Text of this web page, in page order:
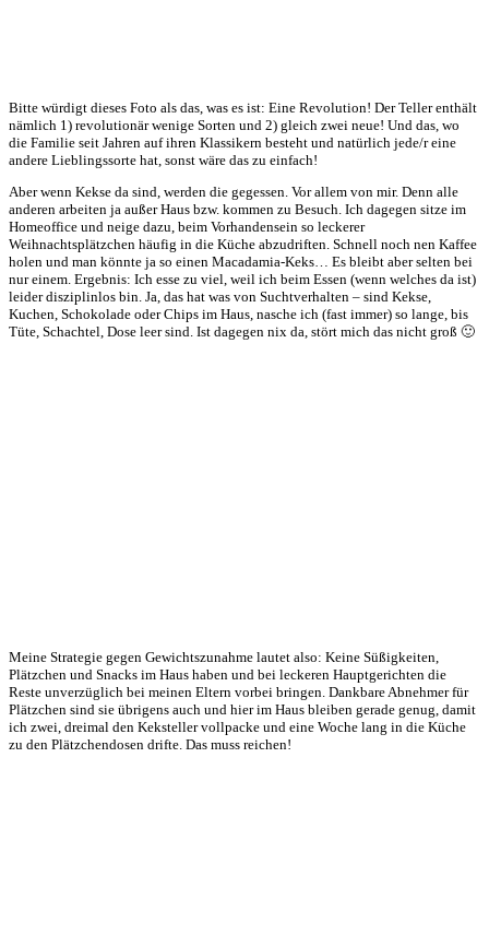
Bitte würdigt dieses Foto als das, was es ist: Eine Revolution! Der Teller enthält
nämlich 1) revolutionär wenige Sorten und 2) gleich zwei neue! Und das, wo
die Familie seit Jahren auf ihren Klassikern besteht und natürlich jede/r eine
andere Lieblingssorte hat, sonst wäre das zu einfach!
Aber wenn Kekse da sind, werden die gegessen. Vor allem von mir. Denn alle
anderen arbeiten ja außer Haus bzw. kommen zu Besuch. Ich dagegen sitze im
Homeoffice und neige dazu, beim Vorhandensein so leckerer
Weihnachtsplätzchen häufig in die Küche abzudriften. Schnell noch nen Kaffee
holen und man könnte ja so einen Macadamia-Keks… Es bleibt aber selten bei
nur einem. Ergebnis: Ich esse zu viel, weil ich beim Essen (wenn welches da ist)
leider disziplinlos bin. Ja, das hat was von Suchtverhalten – sind Kekse,
Kuchen, Schokolade oder Chips im Haus, nasche ich (fast immer) so lange, bis
Tüte, Schachtel, Dose leer sind. Ist dagegen nix da, stört mich das nicht groß 🙂
Meine Strategie gegen Gewichtszunahme lautet also: Keine Süßigkeiten,
Plätzchen und Snacks im Haus haben und bei leckeren Hauptgerichten die
Reste unverzüglich bei meinen Eltern vorbei bringen. Dankbare Abnehmer für
Plätzchen sind sie übrigens auch und hier im Haus bleiben gerade genug, damit
ich zwei, dreimal den Keksteller vollpacke und eine Woche lang in die Küche
zu den Plätzchendosen drifte. Das muss reichen!